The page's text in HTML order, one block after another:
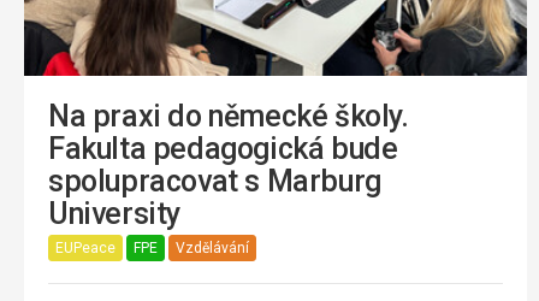
Na praxi do německé školy.
Fakulta pedagogická bude
spolupracovat s Marburg
University
EUPeace FPE Vzdělávání